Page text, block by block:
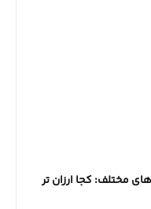
مختلف: کجا ارزان تر